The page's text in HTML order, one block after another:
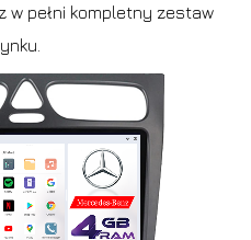
w pełni kompletny zestaw